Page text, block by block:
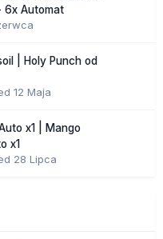
6x Automat
| Holy Punch od
12 Maja
x1 | Mango
x1
28 Lipca